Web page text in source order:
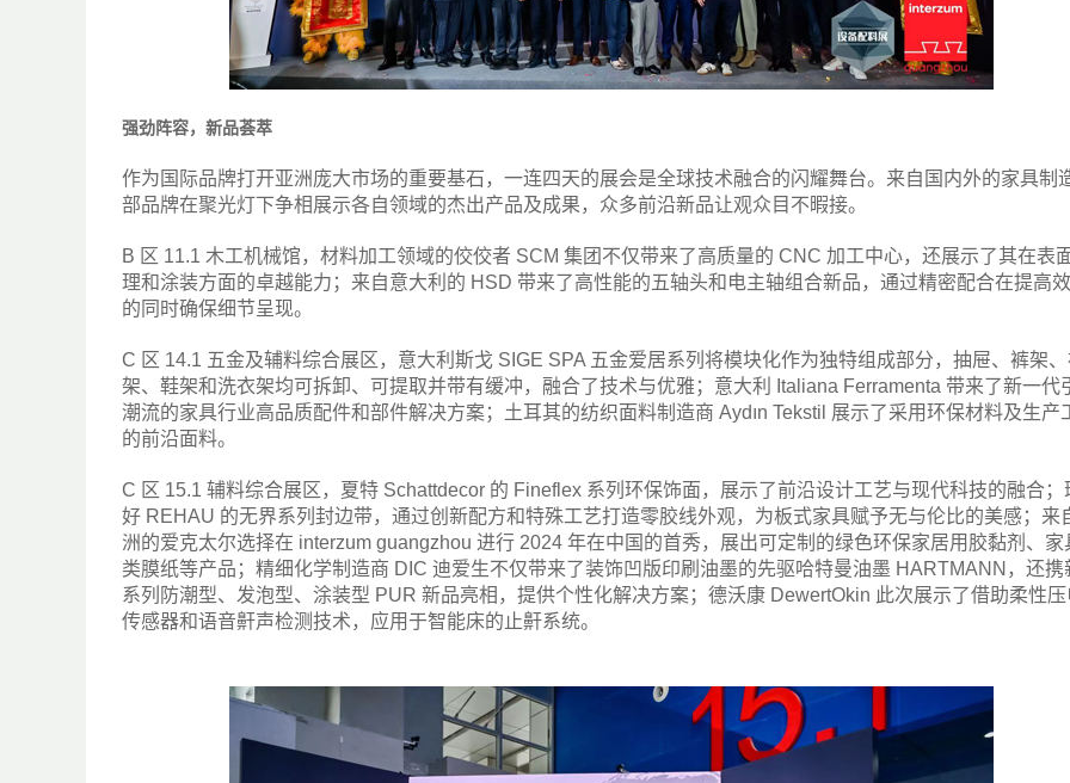
强劲阵容，新品荟萃
作为国际品牌打开亚洲庞大市场的重要基石，一连四天的展会是全球技术融合的闪耀舞台。来自国内外的家具制
部品牌在聚光灯下争相展示各自领域的杰出产品及成果，众多前沿新品让观众目不暇接。
B 区 11.1 木工机械馆，材料加工领域的佼佼者 SCM 集团不仅带来了高质量的 CNC 加工中心，还展示了其在表
理和涂装方面的卓越能力；来自意大利的 HSD 带来了高性能的五轴头和电主轴组合新品，通过精密配合在提高
的同时确保细节呈现。
C 区 14.1 五金及辅料综合展区，意大利斯戈 SIGE SPA 五金爱居系列将模块化作为独特组成部分，抽屉、裤架
架、鞋架和洗衣架均可拆卸、可提取并带有缓冲，融合了技术与优雅；意大利 Italiana Ferramenta 带来了新一代
潮流的家具行业高品质配件和部件解决方案；土耳其的纺织面料制造商 Aydın Tekstil 展示了采用环保材料及生产
的前沿面料。
C 区 15.1 辅料综合展区，夏特 Schattdecor 的 Fineflex 系列环保饰面，展示了前沿设计工艺与现代科技的融合；
好 REHAU 的无界系列封边带，通过创新配方和特殊工艺打造零胶线外观，为板式家具赋予无与伦比的美感；来
洲的爱克太尔选择在 interzum guangzhou 进行 2024 年在中国的首秀，展出可定制的绿色环保家居用胶黏剂、家
类膜纸等产品；精细化学制造商 DIC 迪爱生不仅带来了装饰凹版印刷油墨的先驱哈特曼油墨 HARTMANN，还携
系列防潮型、发泡型、涂装型 PUR 新品亮相，提供个性化解决方案；德沃康 DewertOkin 此次展示了借助柔性压
传感器和语音鼾声检测技术，应用于智能床的止鼾系统。